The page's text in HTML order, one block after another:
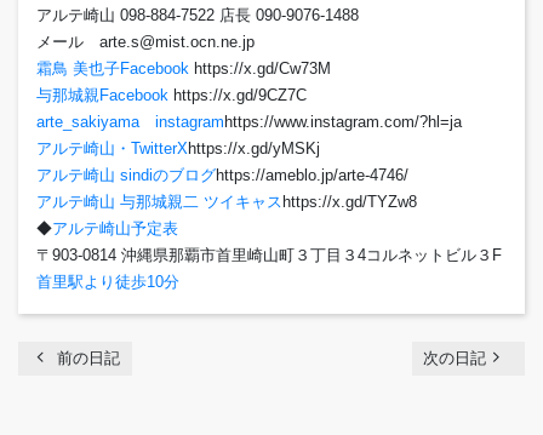
アルテ崎山 098-884-7522 店長 090-9076-1488
メール arte.s@mist.ocn.ne.jp
霜鳥 美也子Facebook https://x.gd/Cw73M
与那城親Facebook https://x.gd/9CZ7C
arte_sakiyama instagram https://www.instagram.com/?hl=ja
アルテ崎山・TwitterXhttps://x.gd/yMSKj
アルテ崎山 sindiのブログhttps://ameblo.jp/arte-4746/
アルテ崎山 与那城親二 ツイキャス https://x.gd/TYZw8
◆アルテ崎山予定表
〒903-0814 沖縄県那覇市首里崎山町３丁目３4コルネットビル３F
首里駅より徒歩10分
chevron_left 前の日記 次の日記 navigate_next